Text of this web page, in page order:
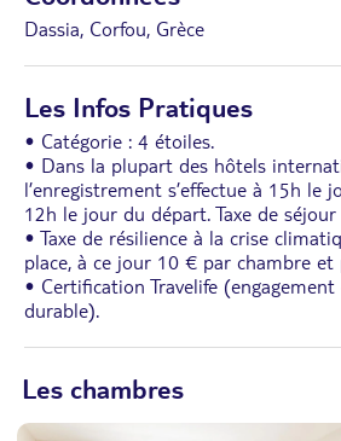
Dassia, Corfou, Grèce
Les Infos Pratiques
• Catégorie : 4 étoiles.
• Dans la plupart des hôtels
l’enregistrement s’effectue à 15h le
12h le jour du départ. Taxe de
• Taxe de résilience à la crise
place, à ce jour 10 € par chambre
• Certification Travelife
durable).
Les chambres